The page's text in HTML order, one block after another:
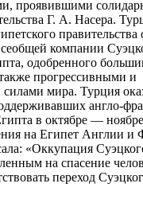
проявившими
Г. А. Насера.
правительства
компании
одобренного
прогрессивными и
мира. Турция
англо-
в октябре —
на Египет Англии и
«Оккупация
на спасение
переход